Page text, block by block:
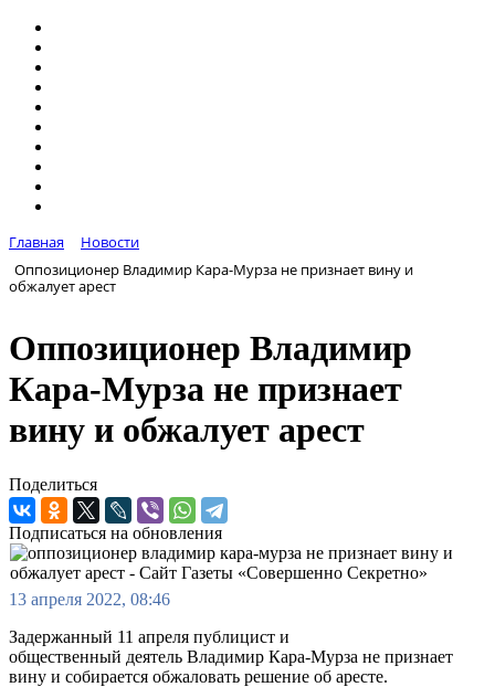
Главная
Новости
Оппозиционер Владимир Кара-Мурза не признает вину и
обжалует арест
Оппозиционер Владимир
Кара-Мурза не признает
вину и обжалует арест
Поделиться
Подписаться на обновления
13 апреля 2022, 08:46
Задержанный 11 апреля публицист и
общественный деятель Владимир Кара-Мурза не признает
вину и собирается обжаловать решение об аресте.